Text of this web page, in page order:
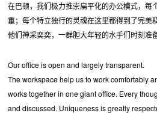
在巴顿，我们极力推崇扁平化的办公模式，每
重；每个特立独行的灵魂在这里都得到了完美释
他们神采奕奕，一群胆大年轻的水手们时刻准
Our office is open and largely transparent.
The workspace help us to work comfortably
works together in one giant office. Every
and discussed. Uniqueness is greatly